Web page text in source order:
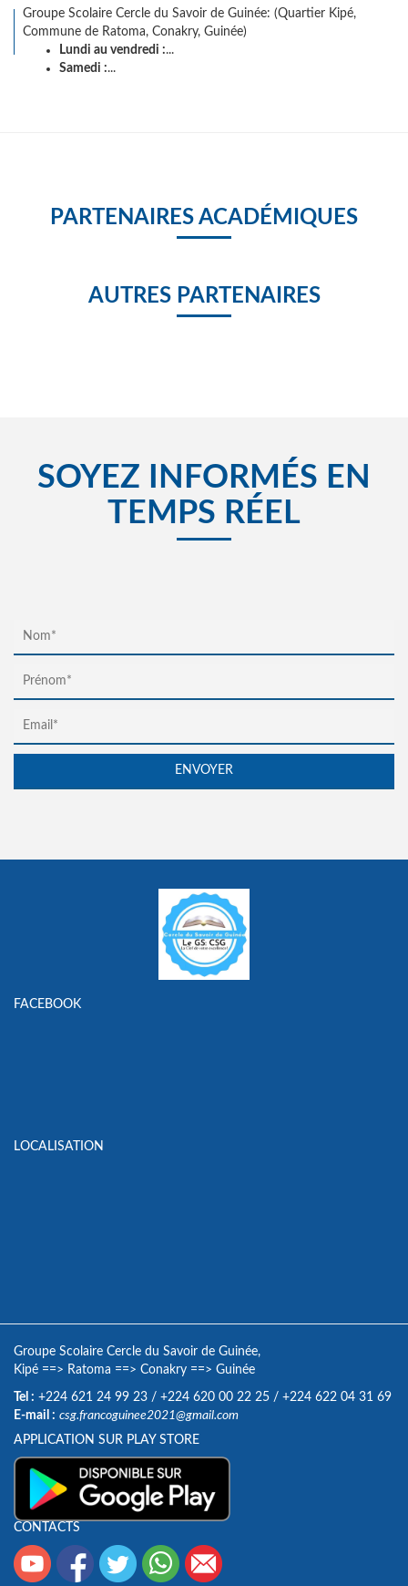
Groupe Scolaire Cercle du Savoir de Guinée: (Quartier Kipé,
Commune de Ratoma, Conakry, Guinée)
Lundi au vendredi :...
Samedi :...
PARTENAIRES ACADÉMIQUES
AUTRES PARTENAIRES
SOYEZ INFORMÉS EN
TEMPS RÉEL
FACEBOOK
LOCALISATION
Groupe Scolaire Cercle du Savoir de Guinée,
Kipé ==> Ratoma ==> Conakry ==> Guinée
Tel : +224 621 24 99 23 / +224 620 00 22 25 / +224 622 04 31 69
E-mail : csg.francoguinee2021@gmail.com
APPLICATION SUR PLAY STORE
CONTACTS